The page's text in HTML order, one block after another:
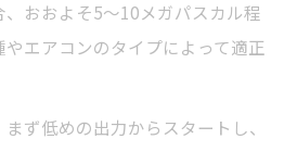
おおよそ5〜10メガパスカル程
エアコンのタイプによって適正
ず低めの出力からスタートし、